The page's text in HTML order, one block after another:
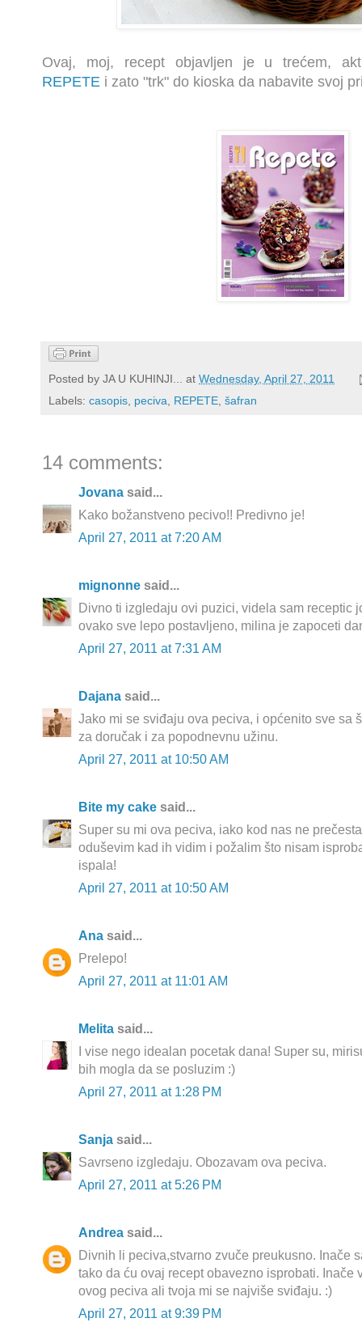
Ovaj, moj, recept objavljen je u trećem,
REPETE i zato "trk" do kioska da nabavite svoj
Posted by JA U KUHINJI... at Wednesday, April 27, 2011
Labels: casopis, peciva, REPETE, šafran
14 comments:
Jovana said...
Kako božanstveno pecivo!! Predivno je!
April 27, 2011 at 7:20 AM
mignonne said...
Divno ti izgledaju ovi puzici, videla sam receptic
ovako sve lepo postavljeno, milina je zapoceti
April 27, 2011 at 7:31 AM
Dajana said...
Jako mi se sviđaju ova peciva, i općenito sve sa
za doručak i za popodnevnu užinu.
April 27, 2011 at 10:50 AM
Bite my cake said...
Super su mi ova peciva, iako kod nas ne
oduševim kad ih vidim i požalim što nisam
ispala!
April 27, 2011 at 10:50 AM
Ana said...
Prelepo!
April 27, 2011 at 11:01 AM
Melita said...
I vise nego idealan pocetak dana! Super su,
bih mogla da se posluzim :)
April 27, 2011 at 1:28 PM
Sanja said...
Savrseno izgledaju. Obozavam ova peciva.
April 27, 2011 at 5:26 PM
Andrea said...
Divnih li peciva,stvarno zvuče preukusno. Inače
tako da ću ovaj recept obavezno isprobati. Inače
ovog peciva ali tvoja mi se najviše sviđaju. :)
April 27, 2011 at 9:39 PM